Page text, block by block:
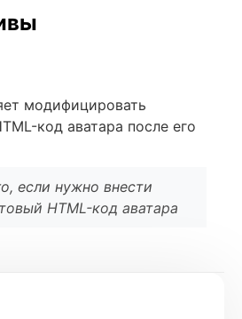
модифицировать
код аватара после его
если нужно внести
HTML-код аватара